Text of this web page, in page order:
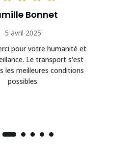
Bonnet
5 avril 2025
pour votre humanité et
Le transport s'est
les meilleures conditions
possibles.